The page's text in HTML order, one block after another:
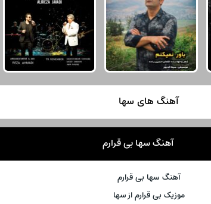
آهنگ های سها
آهنگ سها بی قرارم
آهنگ سها بی قرارم
موزیک بی قرارم از سها